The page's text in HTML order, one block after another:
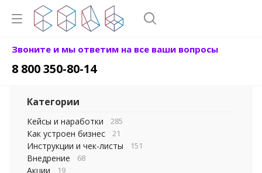
Звоните и мы ответим на все ваши вопросы
8 800 350-80-14
Категории
Кейсы и наработки 285
Как устроен бизнес 21
Инструкции и чек-листы 151
Внедрение 68
Акции 19